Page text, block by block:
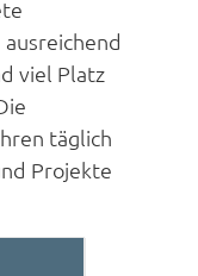
viel Platz
täglich
Projekte